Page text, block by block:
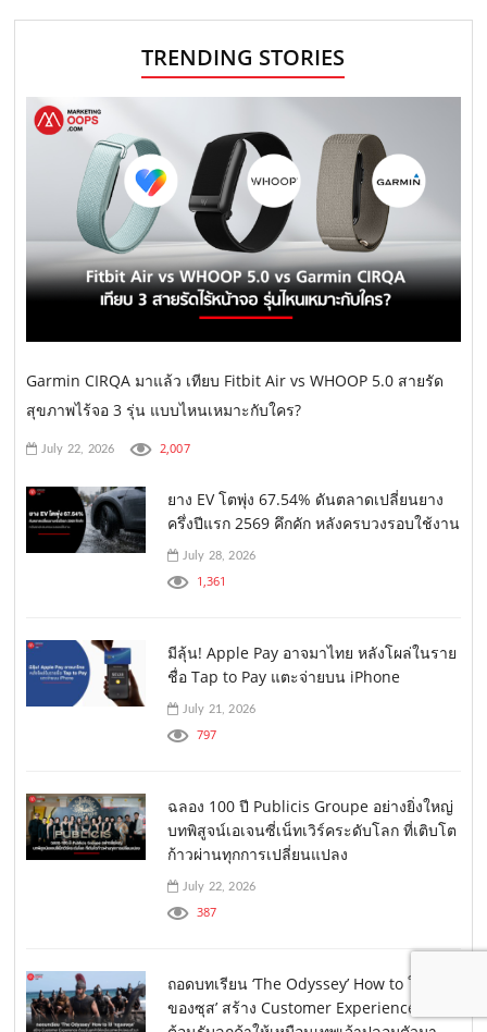
TRENDING STORIES
Garmin CIRQA มาแล้ว เทียบ Fitbit Air vs WHOOP 5.0 สายรัด
สุขภาพไร้จอ 3 รุ่น แบบไหนเหมาะกับใคร?
July 22, 2026 2,007
ยาง EV โตพุ่ง 67.54% ดันตลาดเปลี่ยนยาง
ครึ่งปีแรก 2569 คึกคัก หลังครบวงรอบใช้งาน
July 28, 2026
1,361
มีลุ้น! Apple Pay อาจมาไทย หลังโผล่ในราย
ชื่อ Tap to Pay แตะจ่ายบน iPhone
July 21, 2026
797
ฉลอง 100 ปี Publicis Groupe อย่างยิ่งใหญ่
บทพิสูจน์เอเจนซี่เน็ทเวิร์คระดับโลก ที่เติบโต
ก้าวผ่านทุกการเปลี่ยนแปลง
July 22, 2026
387
ถอดบทเรียน ‘The Odyssey’ How to ใช้ ‘กฎ
ของซุส’ สร้าง Customer Experience